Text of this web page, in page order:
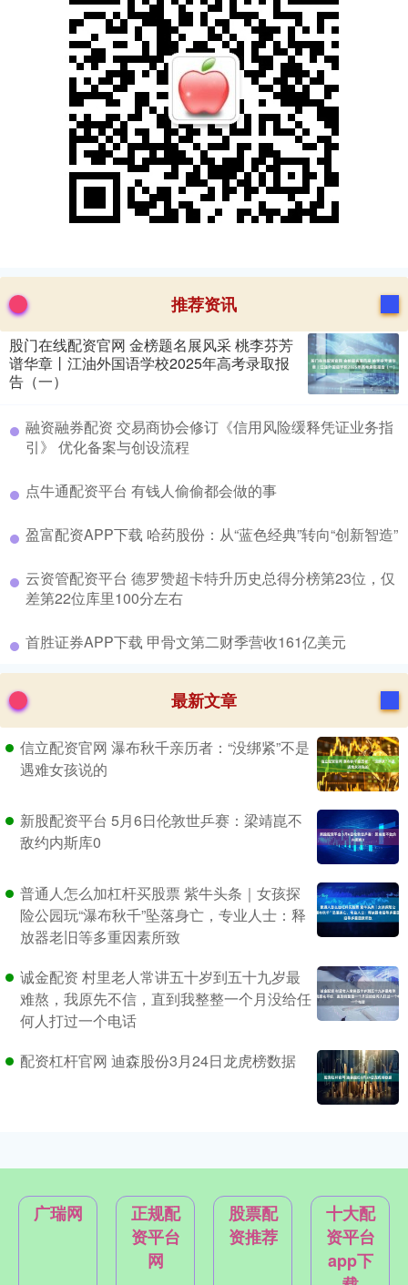
推荐资讯
股门在线配资官网 金榜题名展风采 桃李芬芳
谱华章丨江油外国语学校2025年高考录取报
告（一）
​融资融券配资 交易商协会修订《信用风险缓释凭证业务指
引》 优化备案与创设流程
​点牛通配资平台 有钱人偷偷都会做的事
​盈富配资APP下载 哈药股份：从“蓝色经典”转向“创新智造”
​云资管配资平台 德罗赞超卡特升历史总得分榜第23位，仅
差第22位库里100分左右
​首胜证券APP下载 甲骨文第二财季营收161亿美元
最新文章
信立配资官网 瀑布秋千亲历者：“没绑紧”不是
遇难女孩说的
新股配资平台 5月6日伦敦世乒赛：梁靖崑不
敌约内斯库0
普通人怎么加杠杆买股票 紫牛头条｜女孩探
险公园玩“瀑布秋千”坠落身亡，专业人士：释
放器老旧等多重因素所致
诚金配资 村里老人常讲五十岁到五十九岁最
难熬，我原先不信，直到我整整一个月没给任
何人打过一个电话
配资杠杆官网 迪森股份3月24日龙虎榜数据
广瑞网
正规配
资平台
网
股票配
资推荐
十大配
资平台
app下